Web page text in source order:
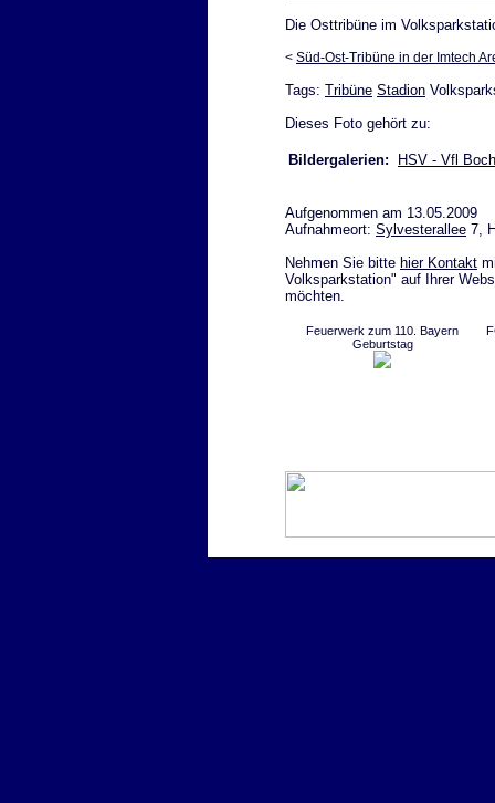
Die Osttribüne im
< Süd-Ost-Tribüne in der Imtech
Tags: Tribüne Stadion
Dieses Foto gehört zu:
Bildergalerien: HSV - Vfl
Aufgenommen am 13.05.2009
Aufnahmeort: Sylvesterallee 7,
Nehmen Sie bitte hier Kontakt
Volksparkstation" auf Ihrer
möchten.
Feuerwerk zum 110. Bayern
Geburtstag